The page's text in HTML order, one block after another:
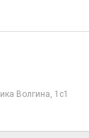
Волгина, 1с1